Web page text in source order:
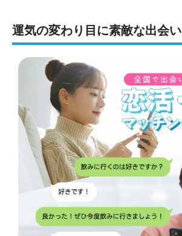
運気の変わり目に素敵な出会